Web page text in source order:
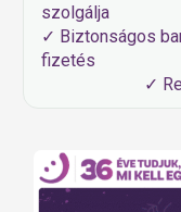
szolgálja
✓ Biztonságos
fizetés
✓